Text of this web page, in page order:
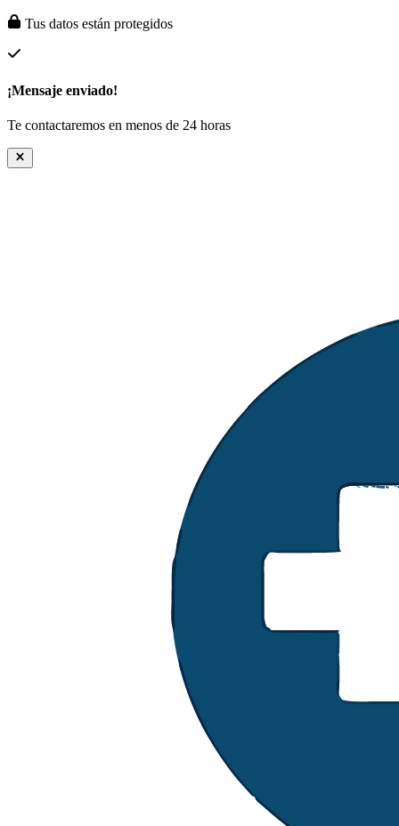
Tus datos están protegidos
¡Mensaje enviado!
Te contactaremos en menos de 24 horas